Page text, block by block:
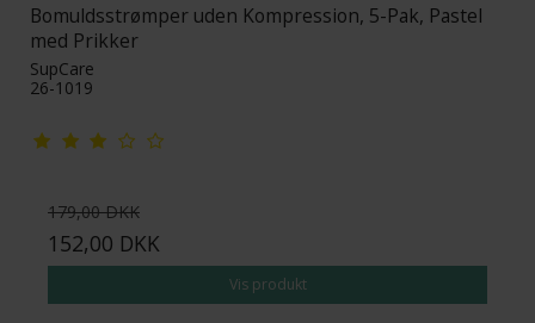
Bomuldsstrømper uden Kompression, 5-Pak, Pastel
med Prikker
SupCare
26-1019
179,00 DKK
152,00 DKK
Vis produkt